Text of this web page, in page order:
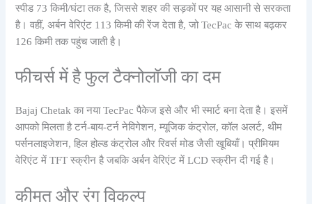
स्पीड 73 किमी/घंटा तक है, जिससे शहर की सड़कों पर यह आसानी से सरकता
है। वहीं, अर्बन वेरिएंट 113 किमी की रेंज देता है, जो TecPac के साथ बढ़कर
126 किमी तक पहुंच जाती है।
फीचर्स में है फुल टैक्नोलॉजी का दम
Bajaj Chetak का नया TecPac पैकेज इसे और भी स्मार्ट बना देता है। इसमें
आपको मिलता है टर्न-बाय-टर्न नेविगेशन, म्यूजिक कंट्रोल, कॉल अलर्ट, थीम
पर्सनलाइजेशन, हिल होल्ड कंट्रोल और रिवर्स मोड जैसी खूबियाँ। प्रीमियम
वेरिएंट में TFT स्क्रीन है जबकि अर्बन वेरिएंट में LCD स्क्रीन दी गई है।
कीमत और रंग विकल्प